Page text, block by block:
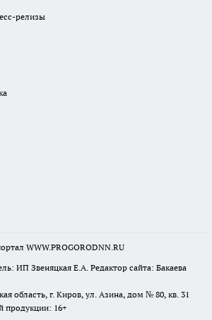
релизы
WWW.PROGORODNN.RU
ИП Звеняцкая Е.А. Редактор сайта: Бакаева
область, г. Киров, ул. Азина, дом № 80, кв. 31
продукции: 16+